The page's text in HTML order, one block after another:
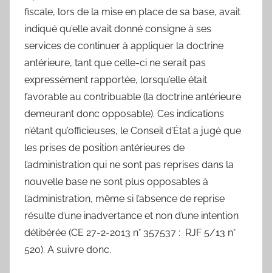
fiscale, lors de la mise en place de sa base, avait
indiqué qu’elle avait donné consigne à ses
services de continuer à appliquer la doctrine
antérieure, tant que celle-ci ne serait pas
expressément rapportée, lorsqu’elle était
favorable au contribuable (la doctrine antérieure
demeurant donc opposable). Ces indications
n’étant qu’officieuses, le Conseil d’État a jugé que
les prises de position antérieures de
l’administration qui ne sont pas reprises dans la
nouvelle base ne sont plus opposables à
l’administration, même si l’absence de reprise
résulte d’une inadvertance et non d’une intention
délibérée (CE 27-2-2013 n° 357537 : RJF 5/13 n°
520). A suivre donc.